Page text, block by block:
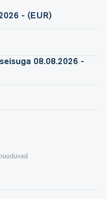
- (EUR)
08.08.2026 -